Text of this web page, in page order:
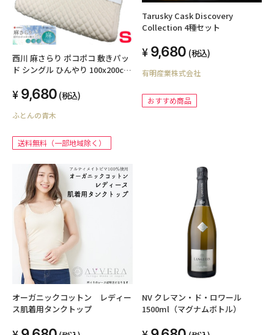
西川 麻さらり ポコポコ 敷きパッ
ド シングル ひんやり 100x200cm
ム 夏におすすめ 涼感 洗える 送料
9,680 (税込)
ふとんの青木
送料無料（一部地域除く）
Tarusky Cask Discovery
Collection 4種セット
9,680 (税込)
有明産業株式会社
おすすめ商品
オーガニックコットン レディー
ス肌着用タンクトップ
NV クレマン・ド・ロワール
1500ml（マグナムボトル）